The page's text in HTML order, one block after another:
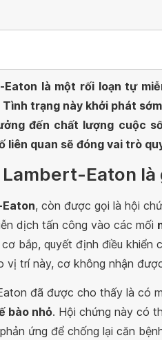
Eaton là một rối loạn tự
trạng này khởi phát
đến chất lượng cuộc
liên quan sẽ đóng vai trò
Lambert-Eaton là
, còn được gọi là hội
dịch tấn công vào các mối
bắp, quyết định điều
vị trí này, cơ không nhận
đã được cho thấy là có
bào nhỏ. Hội chứng này có
ứng để chống lại căn